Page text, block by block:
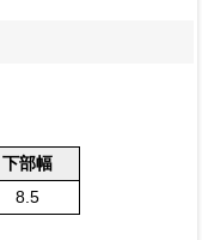
下部幅
8.5